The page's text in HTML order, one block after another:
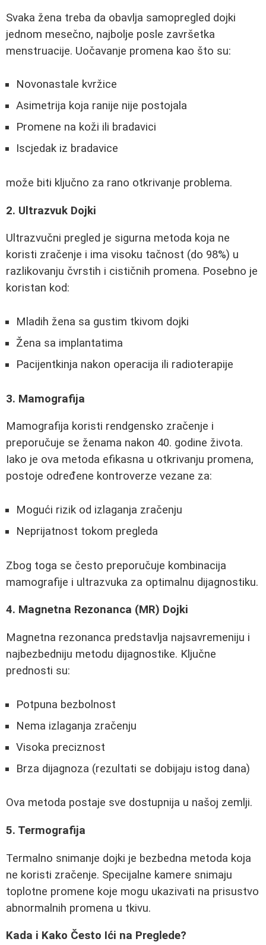
Svaka žena treba da obavlja samopregled dojki
jednom mesečno, najbolje posle završetka
menstruacije. Uočavanje promena kao što su:
Novonastale kvržice
Asimetrija koja ranije nije postojala
Promene na koži ili bradavici
Iscjedak iz bradavice
može biti ključno za rano otkrivanje problema.
2. Ultrazvuk Dojki
Ultrazvučni pregled je sigurna metoda koja ne
koristi zračenje i ima visoku tačnost (do 98%) u
razlikovanju čvrstih i cističnih promena. Posebno je
koristan kod:
Mladih žena sa gustim tkivom dojki
Žena sa implantatima
Pacijentkinja nakon operacija ili radioterapije
3. Mamografija
Mamografija koristi rendgensko zračenje i
preporučuje se ženama nakon 40. godine života.
Iako je ova metoda efikasna u otkrivanju promena,
postoje određene kontroverze vezane za:
Mogući rizik od izlaganja zračenju
Neprijatnost tokom pregleda
Zbog toga se često preporučuje kombinacija
mamografije i ultrazvuka za optimalnu dijagnostiku.
4. Magnetna Rezonanca (MR) Dojki
Magnetna rezonanca predstavlja najsavremeniju i
najbezbedniju metodu dijagnostike. Ključne
prednosti su:
Potpuna bezbolnost
Nema izlaganja zračenju
Visoka preciznost
Brza dijagnoza (rezultati se dobijaju istog dana)
Ova metoda postaje sve dostupnija u našoj zemlji.
5. Termografija
Termalno snimanje dojki je bezbedna metoda koja
ne koristi zračenje. Specijalne kamere snimaju
toplotne promene koje mogu ukazivati na prisustvo
abnormalnih promena u tkivu.
Kada i Kako Često Ići na Preglede?